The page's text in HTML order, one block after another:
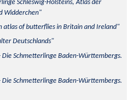
Schleswig-Holsteins, Atlas der
Widderchen
atlas of butterflies in Britain and Ireland
Deutschlands
Schmetterlinge Baden-Württembergs.
Schmetterlinge Baden-Württembergs.